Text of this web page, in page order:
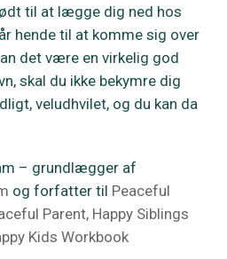
til at lægge dig ned hos
hende til at komme sig over
det være en virkelig god
skal du ikke bekymre dig
veludhvilet, og du kan da
– grundlægger af
og forfatter til Peaceful
Parent, Happy Siblings
Kids Workbook